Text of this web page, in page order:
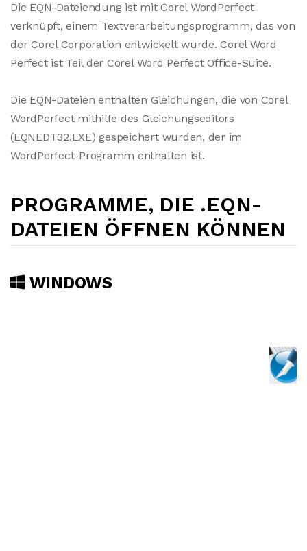
Die EQN-Dateiendung ist mit Corel WordPerfect
verknüpft, einem Textverarbeitungsprogramm, das von
der Corel Corporation entwickelt wurde. Corel Word
Perfect ist Teil der Corel Word Perfect Office-Suite.
Die EQN-Dateien enthalten Gleichungen, die von Corel
WordPerfect mithilfe des Gleichungseditors
(EQNEDT32.EXE) gespeichert wurden, der im
WordPerfect-Programm enthalten ist.
PROGRAMME, DIE .EQN-
DATEIEN ÖFFNEN KÖNNEN
WINDOWS